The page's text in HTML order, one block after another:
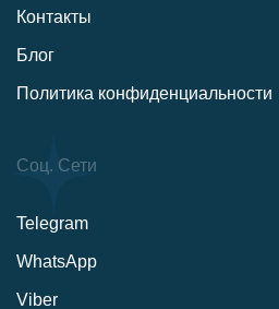
Контакты
Блог
Политика конфиденциальности
Соц. Сети
Telegram
WhatsApp
Viber